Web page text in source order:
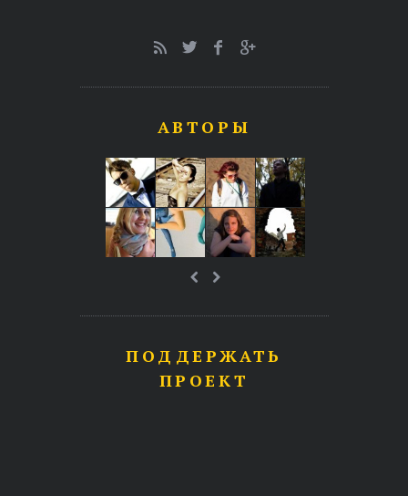
АВТОРЫ
ПОДДЕРЖАТЬ
ПРОЕКТ